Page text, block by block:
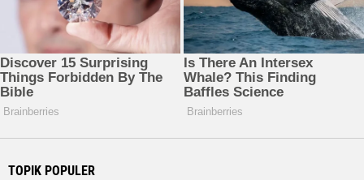
TOPIK POPULER